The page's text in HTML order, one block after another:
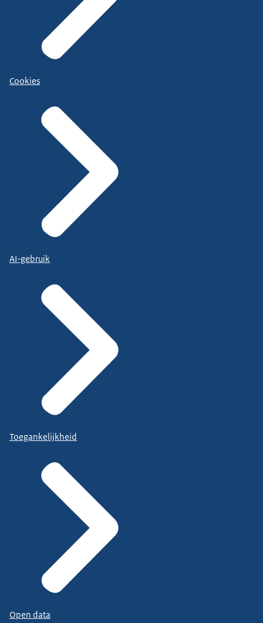
Cookies
AI-gebruik
Toegankelijkheid
Open data